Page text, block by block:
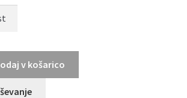
v košarico